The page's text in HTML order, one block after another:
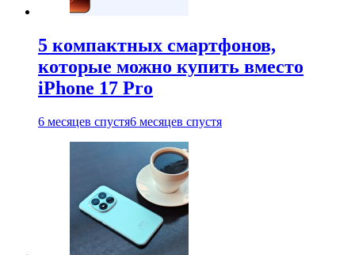
5 компактных смартфонов,
которые можно купить вместо
iPhone 17 Pro
6 месяцев спустя6 месяцев спустя